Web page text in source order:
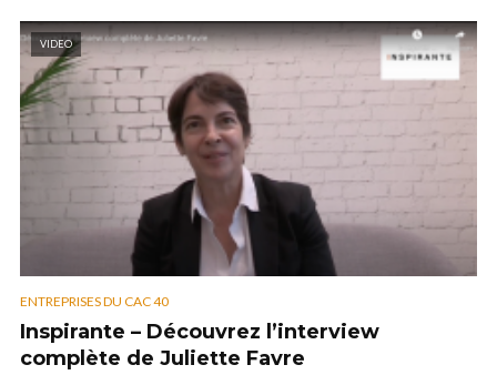
VIDEO
ENTREPRISES DU CAC 40
Inspirante – Découvrez l’interview
complète de Juliette Favre